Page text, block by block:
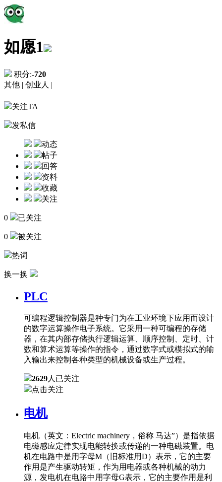
如愿1
积分:-720
其他 | 创业人 |
关注TA
发私信
动态
帖子
回答
资料
收藏
关注
0 已关注
0 被关注
热词
换一换
PLC
可编程逻辑控制器是种专门为在工业环境下应用而设计
的数字运算操作电子系统。它采用一种可编程的存储
器，在其内部存储执行逻辑运算、顺序控制、定时、计
数和算术运算等操作的指令，通过数字式或模拟式的输
入输出来控制各种类型的机械设备或生产过程。
2629人已关注
点击关注
电机
电机（英文：Electric machinery，俗称 马达”）是指依据
电磁感应定律实现电能转换或传递的一种电磁装置。电
机在电路中是用字母M（旧标准用D）表示，它的主要
作用是产生驱动转矩，作为用电器或各种机械的动力
源，发电机在电路中用字母G表示，它的主要作用是利